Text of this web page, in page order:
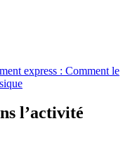
express : Comment le
l’activité